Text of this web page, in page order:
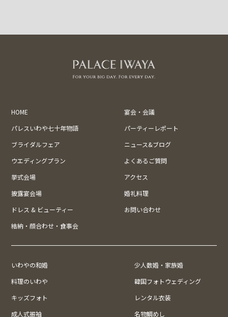
HOME
宴会・会議
パレスいわや七十年物語
パーティーレポート
ブライダルフェア
ニュース&ブログ
ウエディングプラン
よくあるご質問
挙式会場
アクセス
披露宴会場
婚礼料理
ドレス & ビューティー
お問い合わせ
結納・顔合わせ・食事会
いわやの和婚
少人数婚・家族婚
料理のいわや
韓国フォトウェディング
キッズフォト
レンタル衣装
成人式振袖
名物鯛めし